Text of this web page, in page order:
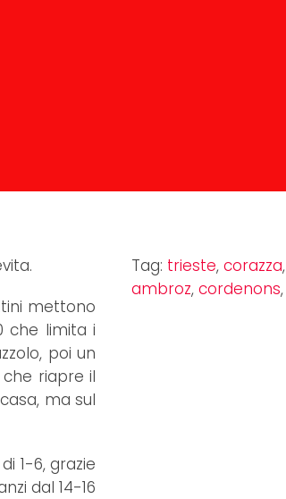
mettono
che limita i
poi un
riapre il
ma sul
1-6, grazie
dal 14-16
Tag: trieste, corazza,
ambroz, cordenons,